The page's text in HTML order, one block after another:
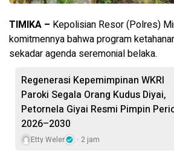
TIMIKA – Kepolisian Resor (Polres)
komitmennya bahwa program
sekadar agenda seremonial belaka.
Regenerasi Kepemimpinan WKRI
Paroki Segala Orang Kudus Diyai,
Petornela Giyai Resmi Pimpin
2026–2030
Etty Weler 2 jam